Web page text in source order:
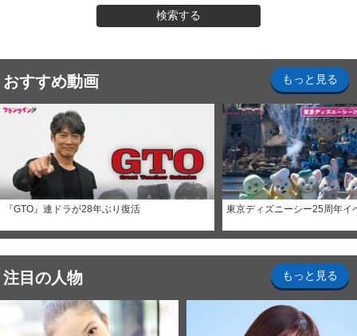
検索する
おすすめ動画 もっと見る
『GTO』連ドラが28年ぶり復活 東京ディズニーシー25周年イ
注目の人物 もっと見る